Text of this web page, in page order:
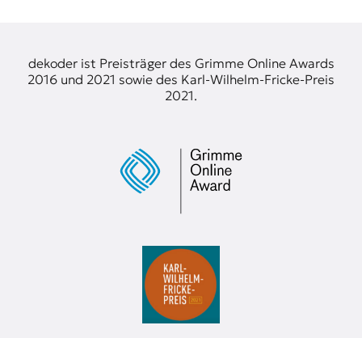
dekoder ist Preisträger des Grimme Online Awards
2016 und 2021 sowie des Karl-Wilhelm-Fricke-Preis
2021.